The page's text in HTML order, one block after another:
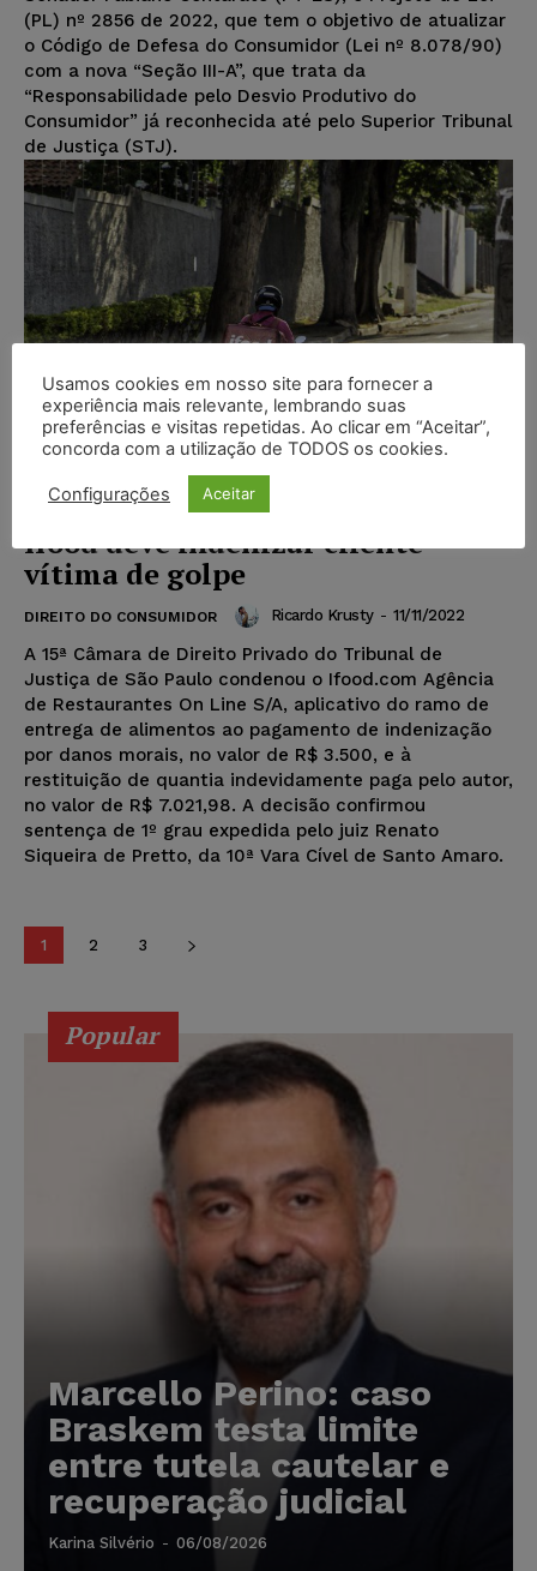
(PL) nº 2856 de 2022, que tem o objetivo de atualizar
o Código de Defesa do Consumidor (Lei nº 8.078/90)
com a nova “Seção III-A”, que trata da
“Responsabilidade pelo Desvio Produtivo do
Consumidor” já reconhecida até pelo Superior Tribunal
de Justiça (STJ).
Ifood deve indenizar cliente
vítima de golpe
DIREITO DO CONSUMIDOR Ricardo Krusty - 11/11/2022
A 15ª Câmara de Direito Privado do Tribunal de
Justiça de São Paulo condenou o Ifood.com Agência
de Restaurantes On Line S/A, aplicativo do ramo de
entrega de alimentos ao pagamento de indenização
por danos morais, no valor de R$ 3.500, e à
restituição de quantia indevidamente paga pelo autor,
no valor de R$ 7.021,98. A decisão confirmou
sentença de 1º grau expedida pelo juiz Renato
Siqueira de Pretto, da 10ª Vara Cível de Santo Amaro.
1 2 3
Popular
Marcello Perino: caso
Braskem testa limite
entre tutela cautelar e
recuperação judicial
Karina Silvério - 06/08/2026
Usamos cookies em nosso site para fornecer a
experiência mais relevante, lembrando suas
preferências e visitas repetidas. Ao clicar em “Aceitar”,
concorda com a utilização de TODOS os cookies.
Configurações Aceitar